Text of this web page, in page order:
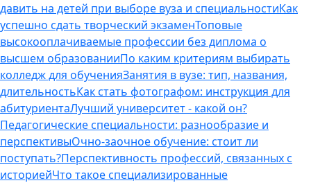
давить на детей при выборе вуза и специальностиКак
успешно сдать творческий экзаменТоповые
высокооплачиваемые профессии без диплома о
высшем образованииПо каким критериям выбирать
колледж для обученияЗанятия в вузе: тип, названия,
длительностьКак стать фотографом: инструкция для
абитуриентаЛучший университет - какой он?
Педагогические специальности: разнообразие и
перспективыОчно-заочное обучение: стоит ли
поступать?Перспективность профессий, связанных с
историейЧто такое специализированные